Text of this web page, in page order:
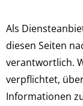
Als
diesen Seiten
verantwortlich.
verpflichtet,
Informationen